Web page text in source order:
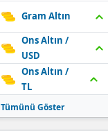
Gram Altın
Ons Altın /
USD
Ons Altın /
TL
Tümünü Göster